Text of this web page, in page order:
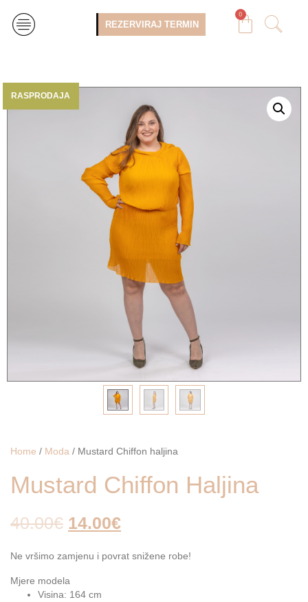
REZERVIRAJ TERMIN
0
Home / Moda / Mustard Chiffon haljina
Mustard Chiffon Haljina
40.00€ 14.00€
Ne vršimo zamjenu i povrat snižene robe!
Mjere modela
Visina: 164 cm
RASPRODAJA